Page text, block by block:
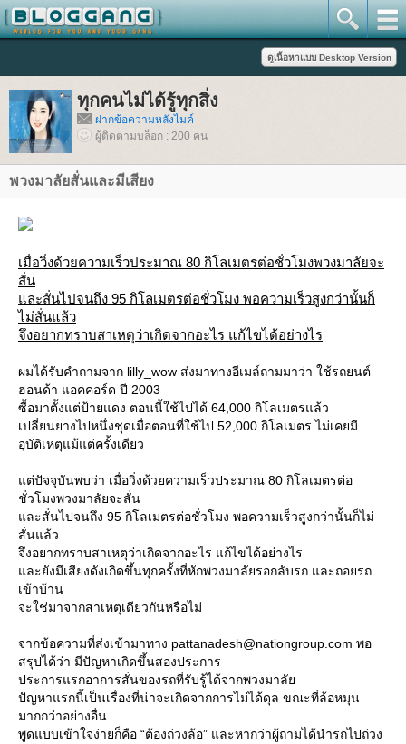
ทุกคนไม่ได้รู้ทุกสิ่ง
ฝากข้อความหลังไมค์
ผู้ติดตามบล็อก : 200 คน
พวงมาลัยสั่นและมีเสียง
เมื่อวิ่งด้วยความเร็วประมาณ 80 กิโลเมตรต่อชั่วโมงพวงมาลัยจะ
สั่น
ละสั่นไปจนถึง 95 กิโลเมตรต่อชั่วโมง พอความเร็วสูงกว่านั้นก็
ไม่สั่นแล้ว
จึงอยากทราบสาเหตุว่าเกิดจากอะไร แก้ไขได้อย่างไร
ผมได้รับคำถามจาก lilly_wow ส่งมาทางอีเมล์ถามมาว่า ใช้รถยนต์
ฮอนด้า แอคคอร์ด ปี 2003
ซื้อมาตั้งแต่ป้ายแดง ตอนนี้ใช้ไปได้ 64,000 กิโลเมตรแล้ว
เปลี่ยนยางไปหนึ่งชุดเมื่อตอนที่ใช้ไป 52,000 กิโลเมตร ไม่เคยมี
อุบัติเหตุแม้แต่ครั้งเดียว
ต่ปัจจุบันพบว่า เมื่อวิ่งด้วยความเร็วประมาณ 80 กิโลเมตรต่อ
ชั่วโมงพวงมาลัยจะสั่น
ละสั่นไปจนถึง 95 กิโลเมตรต่อชั่วโมง พอความเร็วสูงกว่านั้นก็ไม่
สั่นแล้ว
จึงอยากทราบสาเหตุว่าเกิดจากอะไร แก้ไขได้อย่างไร
ละยังมีเสียงดังเกิดขึ้นทุกครั้งที่หักพวงมาลัยรอกลับรถ และถอยรถ
เข้าบ้าน
จะใช่มาจากสาเหตุเดียวกันหรือไม่
จากข้อความที่ส่งเข้ามาทาง pattanadesh@nationgroup.com พอ
สรุปได้ว่า มีปัญหาเกิดขึ้นสองประการ
ประการแรกอาการสั่นของรถที่รับรู้ได้จากพวงมาลั
ปัญหาแรกนี้เป็นเรื่องที่น่าจะเกิดจากการไม่ได้ดุล ขณะที่ล้อหมุน
มากกว่าอย่างอื่น
พูดแบบเข้าใจง่ายก็คือ “ต้องถ่วงล้อ” และหากว่าผู้ถามได้นำรถไปถ่วง